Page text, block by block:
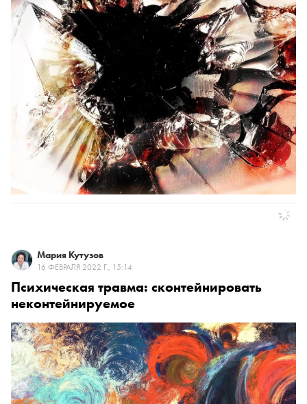
Мария Кутузов
16 ФЕВРАЛЯ 2022 Г., 15:14
Психическая травма: сконтейнировать
неконтейнируемое